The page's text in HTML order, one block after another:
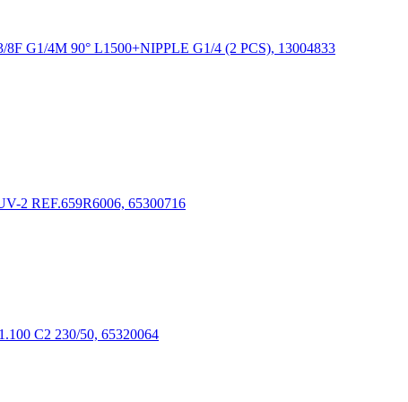
G1/4M 90° L1500+NIPPLE G1/4 (2 PCS), 13004833
2 REF.659R6006, 65300716
C2 230/50, 65320064